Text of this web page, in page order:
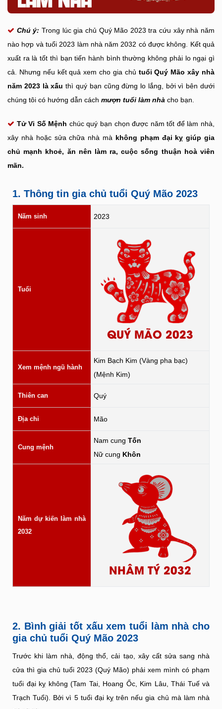
Chú ý: Trong lúc gia chủ Quý Mão 2023 tra cứu xây nhà năm
nào hợp và tuổi 2023 làm nhà năm 2032 có được không. Kết quả
xuất ra là tốt thì bạn tiến hành bình thường không phải lo ngại gì
cả. Nhưng nếu kết quả xem cho gia chủ tuổi Quý Mão xây nhà
năm 2023 là xấu thì quý bạn cũng đừng lo lắng, bởi vì bên dưới
chúng tôi có hướng dẫn cách mượn tuổi làm nhà cho bạn.
Tử Vi Số Mệnh chúc quý bạn chọn được năm tốt để làm nhà,
xây nhà hoặc sửa chữa nhà mà không phạm đại kỵ giúp gia
chủ mạnh khoẻ, ăn nên làm ra, cuộc sống thuận hoà viên
mãn.
1. Thông tin gia chủ tuổi Quý Mão 2023
Năm sinh 2023
Tuổi
QUÝ MÃO 2023
Xem mệnh ngũ hành
Kim Bạch Kim (Vàng pha bạc)
(Mệnh Kim)
Thiên can Quý
Địa chi Mão
Cung mệnh
Nam cung Tốn
Nữ cung Khôn
Năm dự kiến làm nhà
2032
NHÂM TÝ 2032
2. Bình giải tốt xấu xem tuổi làm nhà cho
gia chủ tuổi Quý Mão 2023
Trước khi làm nhà, động thổ, cải tạo, xây cất sửa sang nhà
cửa thì gia chủ tuổi 2023 (Quý Mão) phải xem mình có phạm
tuổi đại kỵ không (Tam Tai, Hoang Ốc, Kim Lâu, Thái Tuế và
Trạch Tuổi). Bởi vì 5 tuổi đại kỵ trên nếu gia chủ mà làm nhà